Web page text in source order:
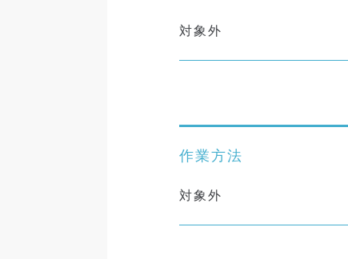
対象外
作業方法
対象外